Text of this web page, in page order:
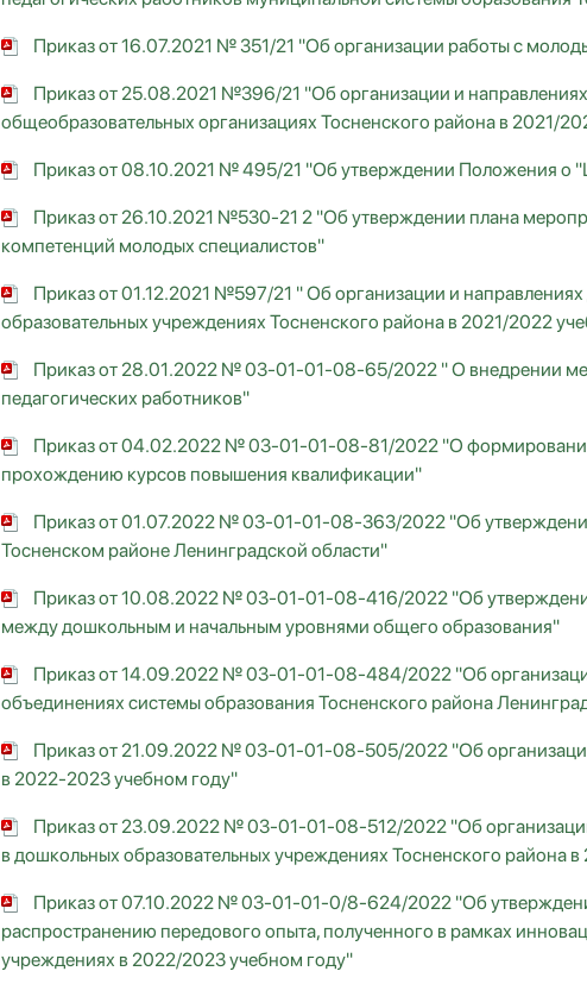
Приказ от 16.07.2021 № 351/21 "Об организации работы с
Приказ от 25.08.2021 №396/21 "Об организации и
общеобразовательных организациях Тосненского района в 2021/
Приказ от 08.10.2021 № 495/21 "Об утверждении Положения о
Приказ от 26.10.2021 №530-21 2 "Об утверждении плана
компетенций молодых специалистов"
Приказ от 01.12.2021 №597/21 " Об организации и
образовательных учреждениях Тосненского района в 2021/2022
Приказ от 28.01.2022 № 03-01-01-08-65/2022 " О внедрении
педагогических работников"
Приказ от 04.02.2022 № 03-01-01-08-81/2022 "О формировании
прохождению курсов повышения квалификации"
Приказ от 01.07.2022 № 03-01-01-08-363/2022 "Об
Тосненском районе Ленинградской области"
Приказ от 10.08.2022 № 03-01-01-08-416/2022 "Об
между дошкольным и начальным уровнями общего образования"
Приказ от 14.09.2022 № 03-01-01-08-484/2022 "Об
объединениях системы образования Тосненского района
Приказ от 21.09.2022 № 03-01-01-08-505/2022 "Об
в 2022-2023 учебном году"
Приказ от 23.09.2022 № 03-01-01-08-512/2022 "Об
в дошкольных образовательных учреждениях Тосненского района
Приказ от 07.10.2022 № 03-01-01-0/8-624/2022 "Об
распространению передового опыта, полученного в рамках
учреждениях в 2022/2023 учебном году"